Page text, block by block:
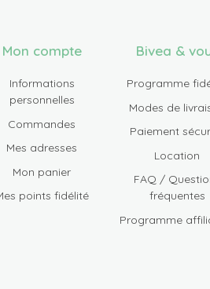
Mon compte
Informations
personnelles
Commandes
Mes adresses
Mon panier
points fidélité
Bivea &
Programme
Modes de
Paiement
Location
FAQ /
fréquentes
Programme